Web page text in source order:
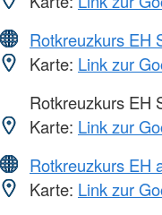
Rotkreuzkurs EH
Karte: Link zur
Rotkreuzkurs EH
Karte: Link zur
Rotkreuzkurs EH
Karte: Link zur